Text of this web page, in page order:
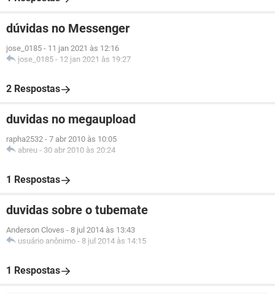
dúvidas no Messenger
jose_0185 - 11 jan 2021 às 12:16
jose_0185 - 12 jan 2021 às 19:27
2 Respostas
duvidas no megaupload
rapha2532 - 7 abr 2010 às 10:05
abreu - 30 abr 2010 às 20:24
1 Respostas
duvidas sobre o tubemate
Anderson Cloves - 8 jul 2014 às 13:43
usuário anônimo - 8 jul 2014 às 14:15
1 Respostas